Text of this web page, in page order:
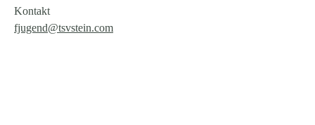
Kontakt
fjugend@tsvstein.com